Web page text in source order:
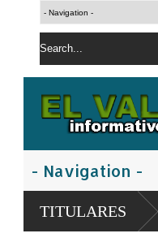
TITULARES
41.1 %, FP 18.5 %, PLD 12.9 %,